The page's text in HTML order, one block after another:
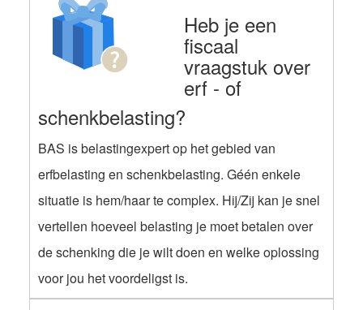
Heb je een
fiscaal
vraagstuk over
erf - of
schenkbelasting?
BAS is belastingexpert op het gebied van
erfbelasting en schenkbelasting. Géén enkele
situatie is hem/haar te complex. Hij/Zij kan je snel
vertellen hoeveel belasting je moet betalen over
de schenking die je wilt doen en welke oplossing
voor jou het voordeligst is.